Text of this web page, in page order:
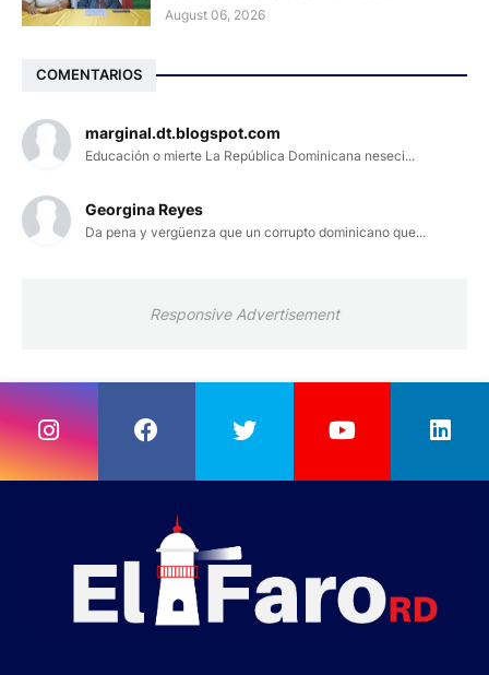
August 06, 2026
COMENTARIOS
marginal.dt.blogspot.com
Educación o mierte La República Dominicana neseci...
Georgina Reyes
Da pena y vergüenza que un corrupto dominicano que...
Responsive Advertisement